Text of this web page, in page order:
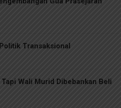
Transaksional
Wali Murid Dibebankan Beli